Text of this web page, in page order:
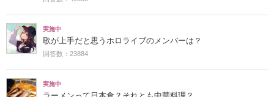
実施中
歌が上手だと思うホロライブのメンバーは？
回答数：23884
実施中